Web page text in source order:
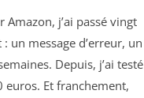
j’ai passé vingt
un message d’erreur, un
Depuis, j’ai testé
euros. Et franchement,